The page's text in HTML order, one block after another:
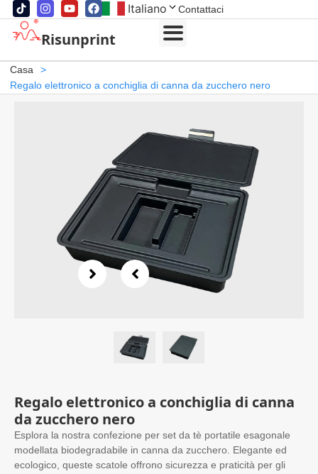
Italiano Contattaci
Risunprint
Casa
>
Regalo elettronico a conchiglia di canna da zucchero nero
Regalo elettronico a conchiglia di canna
da zucchero nero
Esplora la nostra confezione per set da tè portatile esagonale
modellata biodegradabile in canna da zucchero. Elegante ed
ecologico, queste scatole offrono sicurezza e praticità per gli